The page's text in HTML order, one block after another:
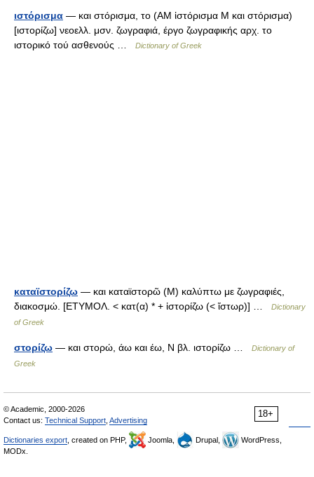
ιστόρισμα — και στόρισμα, το (ΑΜ ἱστόρισμα Μ και στόρισμα)
[ιστορίζω] νεοελλ. μσν. ζωγραφιά, έργο ζωγραφικής αρχ. το
ιστορικό τού ασθενούς …
Dictionary of Greek
καταϊστορίζω — και καταϊστορῶ (Μ) καλύπτω με ζωγραφιές,
διακοσμώ. [ΕΤΥΜΟΛ. < κατ(α) * + ἱστορίζω (< ἵστωρ)] …
Dictionary
of Greek
στορίζω — και στορώ, άω και έω, Ν βλ. ιστορίζω …
Dictionary of
Greek
18+
© Academic, 2000-2026
Contact us: Technical Support Advertising
Dictionaries export , created on PHP, Joomla, Drupal,
WordPress,
MODx.